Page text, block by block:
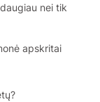
nei tik
apskritai